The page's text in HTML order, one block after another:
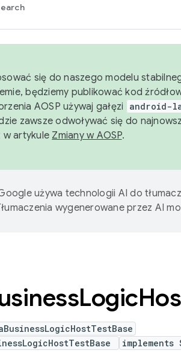
się do naszego modelu
będziemy publikować kod
AOSP używaj gałęzi
android-
zawsze odwoływać się do
w artykule Zmiany w AOSP.
używa technologii AI do
wygenerowane przez AI
Logic
implements